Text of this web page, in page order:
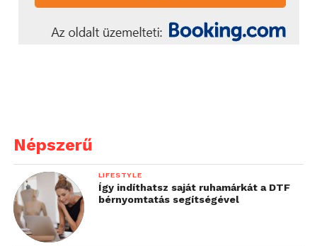
Népszerű
LIFESTYLE
Így indíthatsz saját ruhamárkát a DTF
bérnyomtatás segítségével